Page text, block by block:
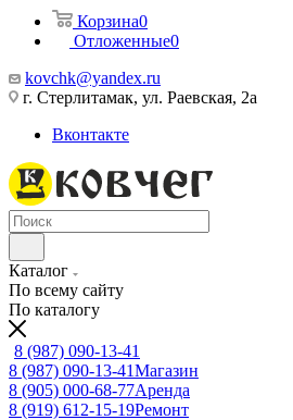
Корзина0
Отложенные0
kovchk@yandex.ru
г. Стерлитамак, ул. Раевская, 2а
Вконтакте
Каталог
По всему сайту
По каталогу
8 (987) 090-13-41
8 (987) 090-13-41Магазин
8 (905) 000-68-77Аренда
8 (919) 612-15-19Ремонт